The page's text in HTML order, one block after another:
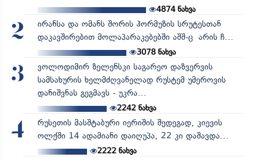
4874ნახვა
2
ირანსა და ომანს შორის ჰორმუზის სრუტესთან
დაკავშირებით მოლაპარაკებებში აშშ-ც არის ჩ...
3078ნახვა
3
ვოლოდიმირ ზელენსკი საგარეო დაზვერვის
სამსახურის ხელმძღვანელად რუსტემ უმეროვის
დანიშვნას გეგმავს - უკრა...
2242ნახვა
4
რუსეთის მასშტაბური იერიშის შედეგად, კიევის
ოლქში 14 ადამიანი დაიღუპა, 22 კი დაშავდა...
2222ნახვა